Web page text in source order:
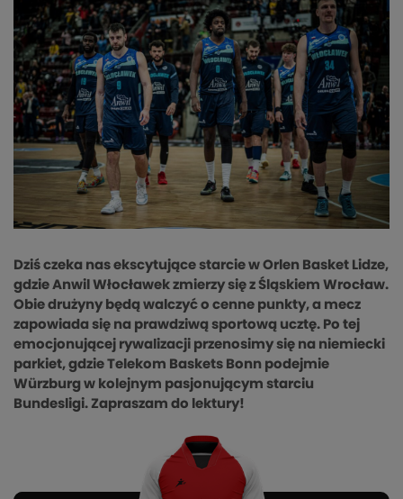
Dziś czeka nas ekscytujące starcie w Orlen Basket Lidze,
gdzie Anwil Włocławek zmierzy się z Śląskiem Wrocław.
Obie drużyny będą walczyć o cenne punkty, a mecz
zapowiada się na prawdziwą sportową ucztę. Po tej
emocjonującej rywalizacji przenosimy się na niemiecki
parkiet, gdzie Telekom Baskets Bonn podejmie
Würzburg w kolejnym pasjonującym starciu
Bundesligi. Zapraszam do lektury!